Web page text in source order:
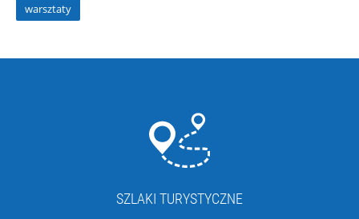
warsztaty
SZLAKI TURYSTYCZNE